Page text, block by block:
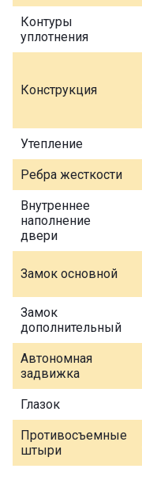
Контуры
уплотнения
Конструкция
Утепление
Ребра жесткости
Внутреннее
наполнение
двери
Замок основной
Замок
дополнительный
Автономная
задвижка
Глазок
Противосъемные
штыри